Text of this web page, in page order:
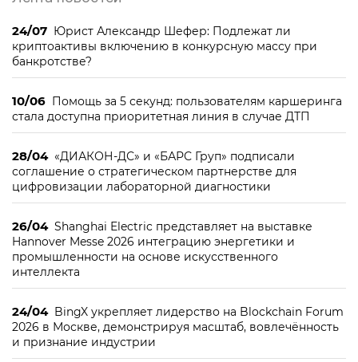
24/07 Юрист Александр Шефер: Подлежат ли
криптоактивы включению в конкурсную массу при
банкротстве?
10/06 Помощь за 5 секунд: пользователям каршеринга
стала доступна приоритетная линия в случае ДТП
28/04 «ДИАКОН-ДС» и «БАРС Груп» подписали
соглашение о стратегическом партнерстве для
цифровизации лабораторной диагностики
26/04 Shanghai Electric представляет на выставке
Hannover Messe 2026 интеграцию энергетики и
промышленности на основе искусственного
интеллекта
24/04 BingX укрепляет лидерство на Blockchain Forum
2026 в Москве, демонстрируя масштаб, вовлечённость
и признание индустрии